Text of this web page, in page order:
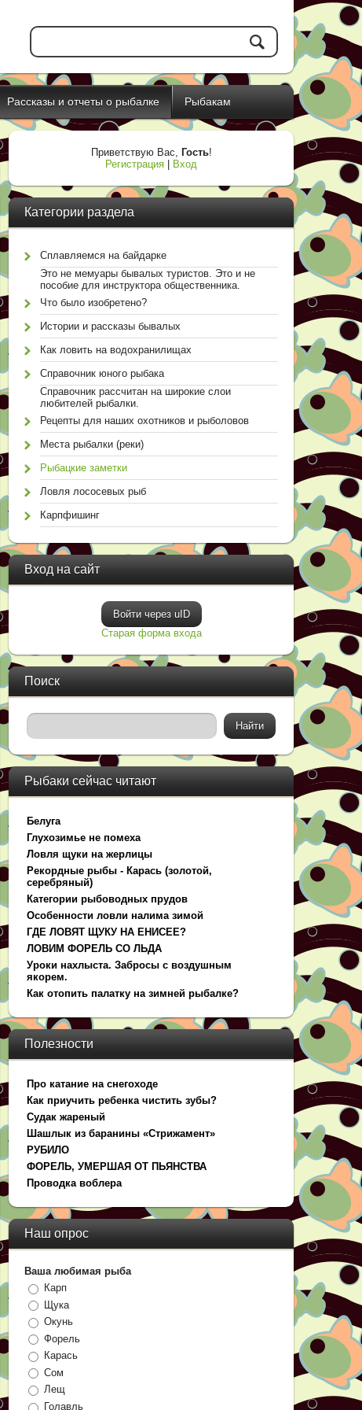
Рассказы и отчеты о рыбалке Рыбакам
Приветствую Вас, Гость!
Регистрация
Вход
Категории раздела
Сплавляемся на байдарке
Это не мемуары бывалых туристов. Это и не
пособие для инструктора общественника.
Что было изобретено?
Истории и рассказы бывалых
Как ловить на водохранилищах
Справочник юного рыбака
Справочник рассчитан на широкие слои
любителей рыбалки.
Рецепты для наших охотников и рыболовов
Места рыбалки (реки)
Рыбацкие заметки
Ловля лососевых рыб
Карпфишинг
Вход на сайт
Войти через uID
Старая форма входа
Поиск
Рыбаки сейчас читают
Белуга
Глухозимье не помеха
Ловля щуки на жерлицы
Рекордные рыбы - Карась (золотой,
серебряный)
Категории рыбоводных прудов
Особенности ловли налима зимой
ГДЕ ЛОВЯТ ЩУКУ НА ЕНИСЕЕ?
ЛОВИМ ФОРЕЛЬ СО ЛЬДА
Уроки нахлыста. Забросы с воздушным
якорем.
Как отопить палатку на зимней рыбалке?
Полезности
Про катание на снегоходе
Как приучить ребенка чистить зубы?
Судак жареный
Шашлык из баранины «Стрижамент»
РУБИЛО
ФОРЕЛЬ, УМЕРШАЯ ОТ ПЬЯНСТВА
Проводка воблера
Наш опрос
Ваша любимая рыба
Карп
Щука
Окунь
Форель
Карась
Сом
Лещ
Голавль